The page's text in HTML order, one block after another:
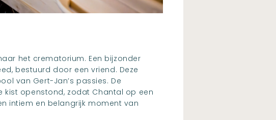
het crematorium. Een bijzonder
bestuurd door een vriend. Deze
van Gert-Jan’s passies. De
kist openstond, zodat Chantal op een
intiem en belangrijk moment van